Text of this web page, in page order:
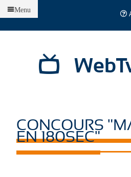
Menu
CONCOURS
EN 180SEC"